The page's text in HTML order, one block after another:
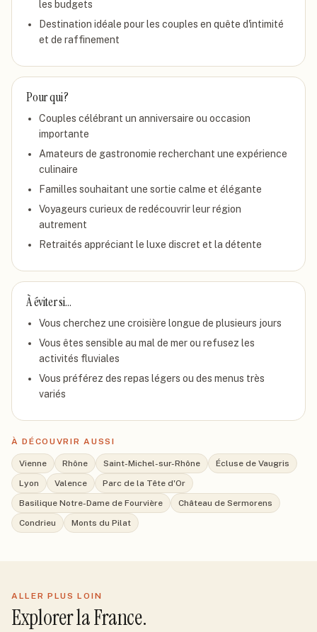
les budgets
Destination idéale pour les couples en quête d'intimité
et de raffinement
Pour qui ?
Couples célébrant un anniversaire ou occasion
importante
Amateurs de gastronomie recherchant une expérience
culinaire
Familles souhaitant une sortie calme et élégante
Voyageurs curieux de redécouvrir leur région
autrement
Retraités appréciant le luxe discret et la détente
À éviter si…
Vous cherchez une croisière longue de plusieurs jours
Vous êtes sensible au mal de mer ou refusez les
activités fluviales
Vous préférez des repas légers ou des menus très
variés
À DÉCOUVRIR AUSSI
Vienne Rhône Saint-Michel-sur-Rhône
Écluse de Vaugris
Lyon
Valence
Parc de la Tête d'Or
Basilique Notre-Dame de Fourvière
Château de Sermorens
Condrieu
Monts du Pilat
ALLER PLUS LOIN
Explorerla France.